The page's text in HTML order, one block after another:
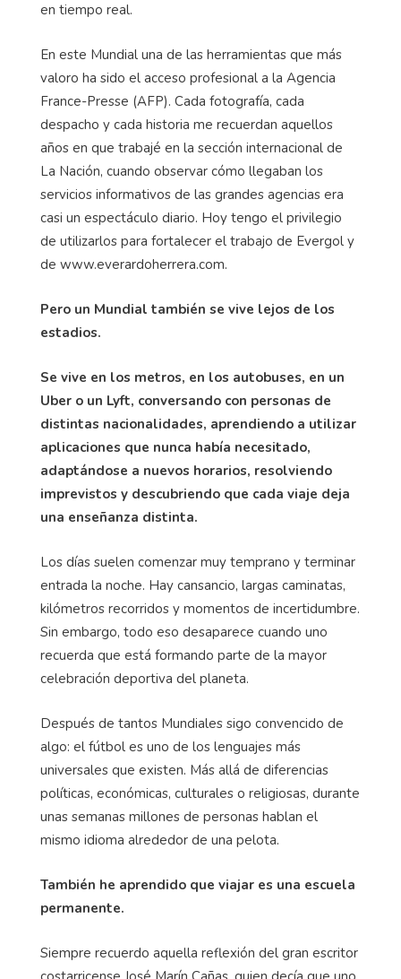
en tiempo real.
En este Mundial una de las herramientas que más
valoro ha sido el acceso profesional a la Agencia
France-Presse (AFP). Cada fotografía, cada
despacho y cada historia me recuerdan aquellos
años en que trabajé en la sección internacional de
La Nación, cuando observar cómo llegaban los
servicios informativos de las grandes agencias era
casi un espectáculo diario. Hoy tengo el privilegio
de utilizarlos para fortalecer el trabajo de Evergol y
de www.everardoherrera.com.
Pero un Mundial también se vive lejos de los
estadios.
Se vive en los metros, en los autobuses, en un
Uber o un Lyft, conversando con personas de
distintas nacionalidades, aprendiendo a utilizar
aplicaciones que nunca había necesitado,
adaptándose a nuevos horarios, resolviendo
imprevistos y descubriendo que cada viaje deja
una enseñanza distinta.
Los días suelen comenzar muy temprano y terminar
entrada la noche. Hay cansancio, largas caminatas,
kilómetros recorridos y momentos de incertidumbre.
Sin embargo, todo eso desaparece cuando uno
recuerda que está formando parte de la mayor
celebración deportiva del planeta.
Después de tantos Mundiales sigo convencido de
algo: el fútbol es uno de los lenguajes más
universales que existen. Más allá de diferencias
políticas, económicas, culturales o religiosas, durante
unas semanas millones de personas hablan el
mismo idioma alrededor de una pelota.
También he aprendido que viajar es una escuela
permanente.
Siempre recuerdo aquella reflexión del gran escritor